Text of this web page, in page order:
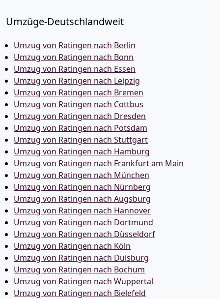
Umzüge-Deutschlandweit
Umzug von Ratingen nach Berlin
Umzug von Ratingen nach Bonn
Umzug von Ratingen nach Essen
Umzug von Ratingen nach Leipzig
Umzug von Ratingen nach Bremen
Umzug von Ratingen nach Cottbus
Umzug von Ratingen nach Dresden
Umzug von Ratingen nach Potsdam
Umzug von Ratingen nach Stuttgart
Umzug von Ratingen nach Hamburg
Umzug von Ratingen nach Frankfurt am Main
Umzug von Ratingen nach München
Umzug von Ratingen nach Nürnberg
Umzug von Ratingen nach Augsburg
Umzug von Ratingen nach Hannover
Umzug von Ratingen nach Dortmund
Umzug von Ratingen nach Düsseldorf
Umzug von Ratingen nach Köln
Umzug von Ratingen nach Duisburg
Umzug von Ratingen nach Bochum
Umzug von Ratingen nach Wuppertal
Umzug von Ratingen nach Bielefeld